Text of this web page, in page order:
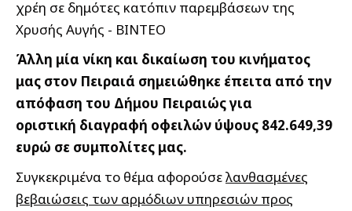
Άλλη μία νίκη και δικαίωση του κινήματος
μας στον Πειραιά σημειώθηκε έπειτα από την
απόφαση του Δήμου Πειραιώς για
οριστική διαγραφή οφειλών ύψους 842.649,39
ευρώ σε συμπολίτες μας.
Συγκεκριμένα το θέμα αφορούσελανθασμένες
βεβαιώσεις των αρμόδιων υπηρεσιών προς